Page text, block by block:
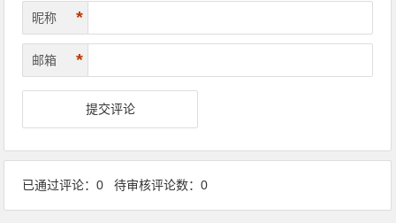
昵称 *
邮箱 *
已通过评论：0 待审核评论数：0